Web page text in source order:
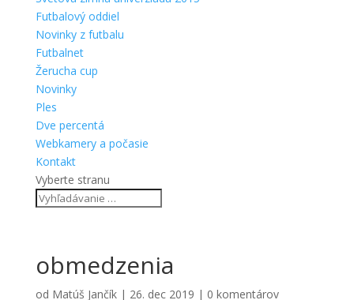
Futbalový oddiel
Novinky z futbalu
Futbalnet
Žerucha cup
Novinky
Ples
Dve percentá
Webkamery a počasie
Kontakt
Vyberte stranu
obmedzenia
od Matúš Jančík| 26. dec 2019 | 0 komentárov